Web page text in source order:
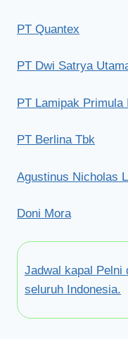
PT Quantex
PT Dwi Satrya
PT Lamipak Primula
PT Berlina Tbk
Agustinus Nicholas
Doni Mora
Jadwal kapal Pelni
seluruh Indonesia.